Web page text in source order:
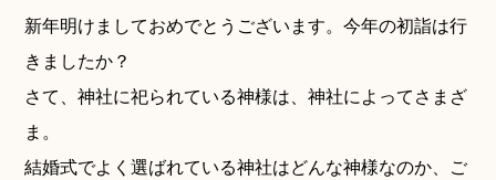
TOKIWAKEプラン
新年明けましておめでとうございます。今年の初詣は行
きましたか？
さて、神社に祀られている神様は、神社によってさまざ
ま。
結婚式でよく選ばれている神社はどんな神様なのか、ご